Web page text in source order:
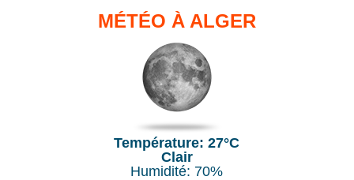
MÉTÉO À ALGER
Température: 27°C
Clair
Humidité: 70%